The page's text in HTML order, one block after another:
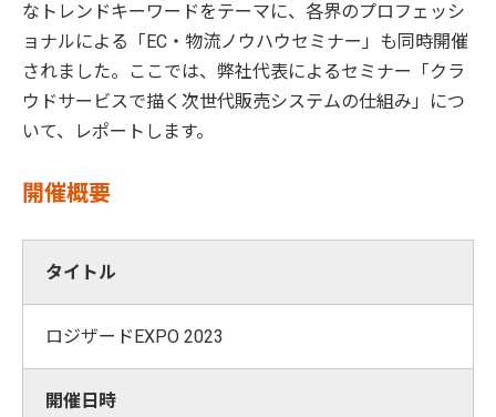
なトレンドキーワードをテーマに、各界のプロフェッシ
ョナルによる「EC・物流ノウハウセミナー」も同時開催
されました。ここでは、弊社代表によるセミナー「クラ
ウドサービスで描く次世代販売システムの仕組み」につ
いて、レポートします。
開催概要
タイトル
ロジザードEXPO 2023
開催日時